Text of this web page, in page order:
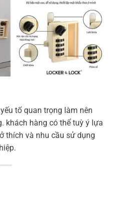
tố quan trọng làm nên
khách hàng có thể tuỳ ý lựa
thích và nhu cầu sử dụng